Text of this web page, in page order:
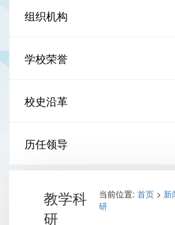
组织机构
学校荣誉
校史沿革
历任领导
教学科
研
当前位置: 首页> 新
研